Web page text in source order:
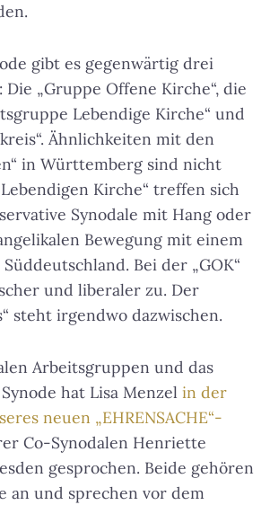
gibt es gegenwärtig drei
„Gruppe Offene Kirche“, die
Lebendige Kirche“ und
Ähnlichkeiten mit den
in Württemberg sind nicht
Kirche“ treffen sich
Synodale mit Hang oder
Bewegung mit einem
Bei der „GOK“
und liberaler zu. Der
steht irgendwo dazwischen.
Arbeitsgruppen und das
hat Lisa Menzel in der
neuen „EHRENSACHE“-
Co-Synodalen Henriette
gesprochen. Beide gehören
an und sprechen vor dem